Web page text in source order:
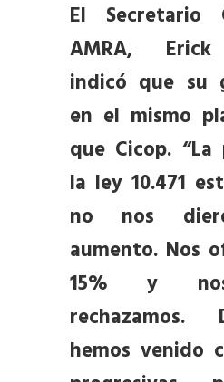
El Secretario
AMRA,
indicó que su
en el mismo
que Cicop.
la ley 10.471
no nos
aumento. Nos
15% y
hemos venido